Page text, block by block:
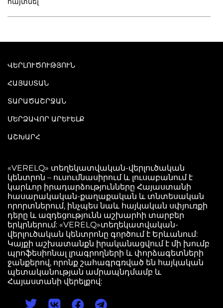
ՎԵՐԼՈՒԾՈՒԹՅՈՒՆ
ՀԱՅԱՍՏԱՆ
ՏԱՐԱԾԱՇՐՋԱՆ
ՄԵՐՁԱՎՈՐ ԱՐԵՒԵԼՔ
ԱՇԽԱՐՀ
«VERELQ» տեղեկատվական-վերլուծական
կենտրոն – ուսումնասիրում և լուսաբանում է
կարևոր իրադարձությունները Հայաստանի
հասարակական-քաղաքական և տնտեսական
որորտներում, ինչպես նաև հայկական սփյուռքի
դերը և ազդեցությունն աշխարհի տարբեր
երկրներում: «VERELQ»տեղեկատվական-
վերլուծական կենտրոնը գործում է Երևանում:
Կայքի աշխատանքն իրականացվում է մի խումբ
պրոֆեսիոնալ լրագրողների և փորձագետների
ջանքերով, որոնք շահագրգռված են հայկական
պետականության ամրապնդմամբ և
Հայաստանի վերելքով: